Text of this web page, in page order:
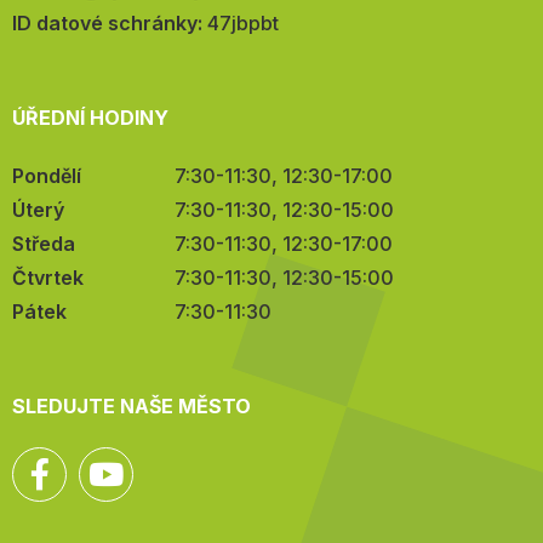
mail:
ID datové schránky: 47jbpbt
ÚŘEDNÍ HODINY
Pondělí
7:30-11:30, 12:30-17:00
Úterý
7:30-11:30, 12:30-15:00
Středa
7:30-11:30, 12:30-17:00
Čtvrtek
7:30-11:30, 12:30-15:00
Pátek
7:30-11:30
SLEDUJTE NAŠE MĚSTO
Facebook